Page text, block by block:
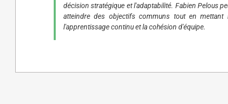
décision stratégique et l'adaptabilité. Fabien Pelous
atteindre des objectifs communs tout en mettant
l'apprentissage continu et la cohésion d'équipe.